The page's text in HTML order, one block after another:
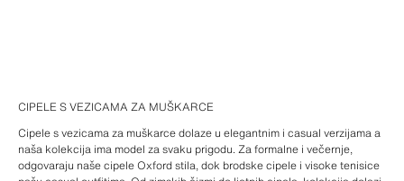
CIPELE S VEZICAMA ZA MUŠKARCE
Cipele s vezicama za muškarce dolaze u elegantnim i casual verzijama a
naša kolekcija ima model za svaku prigodu. Za formalne i večernje,
odgovaraju naše cipele Oxford stila, dok brodske cipele i visoke tenisice